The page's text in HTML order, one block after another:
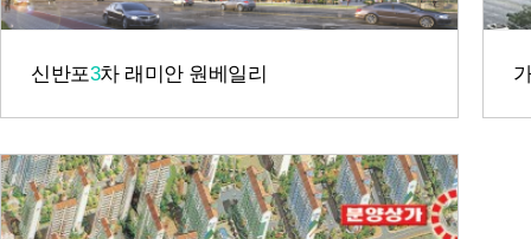
신반포3차 래미안 원베일리